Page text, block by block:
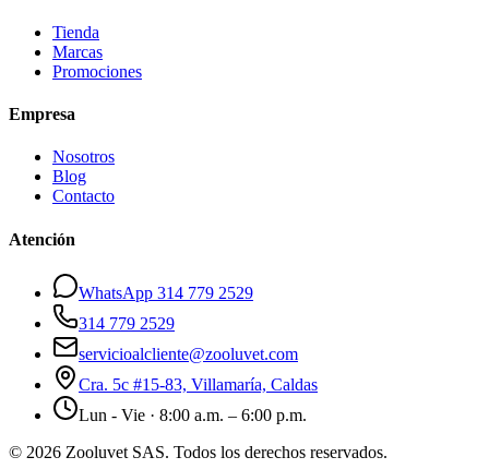
Tienda
Marcas
Promociones
Empresa
Nosotros
Blog
Contacto
Atención
WhatsApp 314 779 2529
314 779 2529
servicioalcliente@zooluvet.com
Cra. 5c #15-83, Villamaría, Caldas
Lun - Vie · 8:00 a.m. – 6:00 p.m.
© 2026 Zooluvet SAS. Todos los derechos reservados.